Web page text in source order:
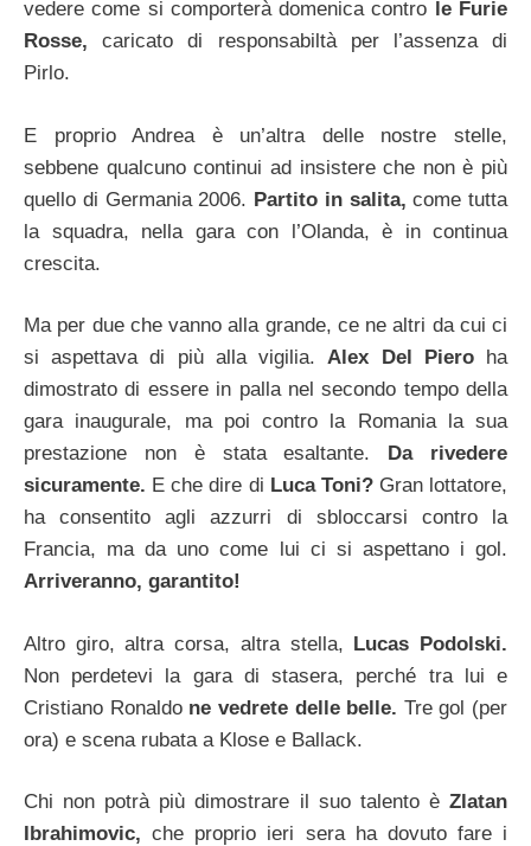
vedere come si comporterà domenica contro le Furie
Rosse, caricato di responsabiltà per l’assenza di
Pirlo.
E proprio Andrea è un’altra delle nostre stelle,
sebbene qualcuno continui ad insistere che non è più
quello di Germania 2006. Partito in salita, come tutta
la squadra, nella gara con l’Olanda, è in continua
crescita.
Ma per due che vanno alla grande, ce ne altri da cui ci
si aspettava di più alla vigilia.Alex Del Pieroha
dimostrato di essere in palla nel secondo tempo della
gara inaugurale, ma poi contro la Romania la sua
prestazione non è stata esaltante. Da rivedere
sicuramente. E che dire di Luca Toni?Gran lottatore,
ha consentito agli azzurri di sbloccarsi contro la
Francia, ma da uno come lui ci si aspettano i gol.
Arriveranno, garantito!
Altro giro, altra corsa, altra stella, Lucas Podolski.
Non perdetevi la gara di stasera, perché tra lui e
Cristiano Ronaldo ne vedrete delle belle. Tre gol (per
ora) e scena rubata a Klose e Ballack.
Chi non potrà più dimostrare il suo talento è Zlatan
Ibrahimovic,che proprio ieri sera ha dovuto fare i